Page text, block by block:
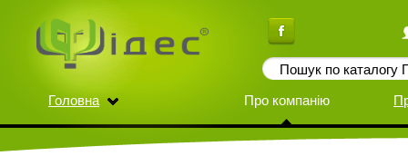
Головна Про компанію